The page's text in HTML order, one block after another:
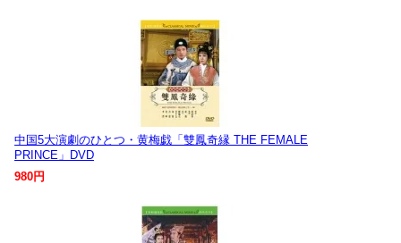
中国5大演劇のひとつ・黄梅戯「雙鳳奇縁 THE FEMALE
PRINCE」DVD
980円